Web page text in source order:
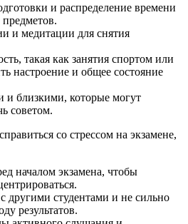
и распределение времени
и медитации для снятия
такая как занятия спортом или
настроение и общее состояние
и близкими, которые могут
советом.
со стрессом на экзамене,
началом экзамена, чтобы
другими студентами и не сильно
результатов.